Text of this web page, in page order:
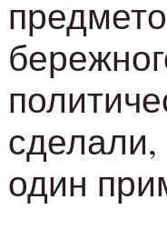
один